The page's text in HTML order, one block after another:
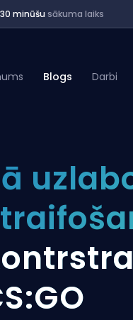
minūšu sākuma laiks
Blogs Darbi